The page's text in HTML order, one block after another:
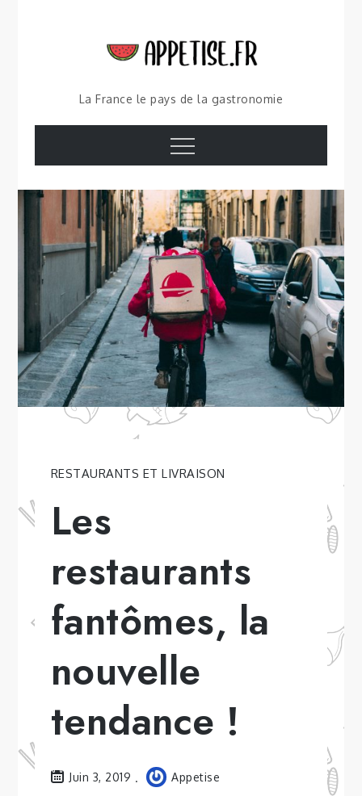
La France le pays de la gastronomie
Menu
RESTAURANTS ET LIVRAISON
Les
restaurants
fantômes, la
nouvelle
tendance !
Juin 3, 2019 Appetise